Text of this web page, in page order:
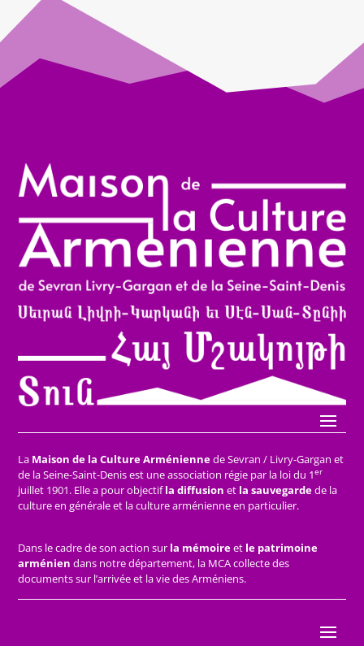
La Maison de la Culture Arméniennede Sevran / Livry-Gargan et
de la Seine-Saint-Denis est une association régie par la loi du 1er
juillet 1901. Elle a pour objectifla diffusion et la sauvegardede la
culture en générale et la culture arménienne en particulier.
Dans le cadre de son action sur la mémoireet le patrimoine
arménien dans notre département, la MCA collecte des
documents sur l’arrivée et la vie des Arméniens.